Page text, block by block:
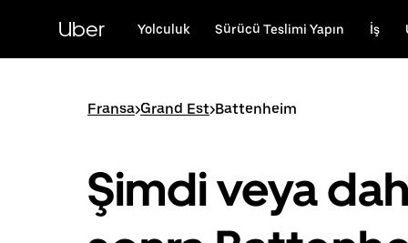
Uber Yolculuk Sürücü Teslimi Yapın İş
Fransa>Grand Est>Battenheim
Şimdi veya